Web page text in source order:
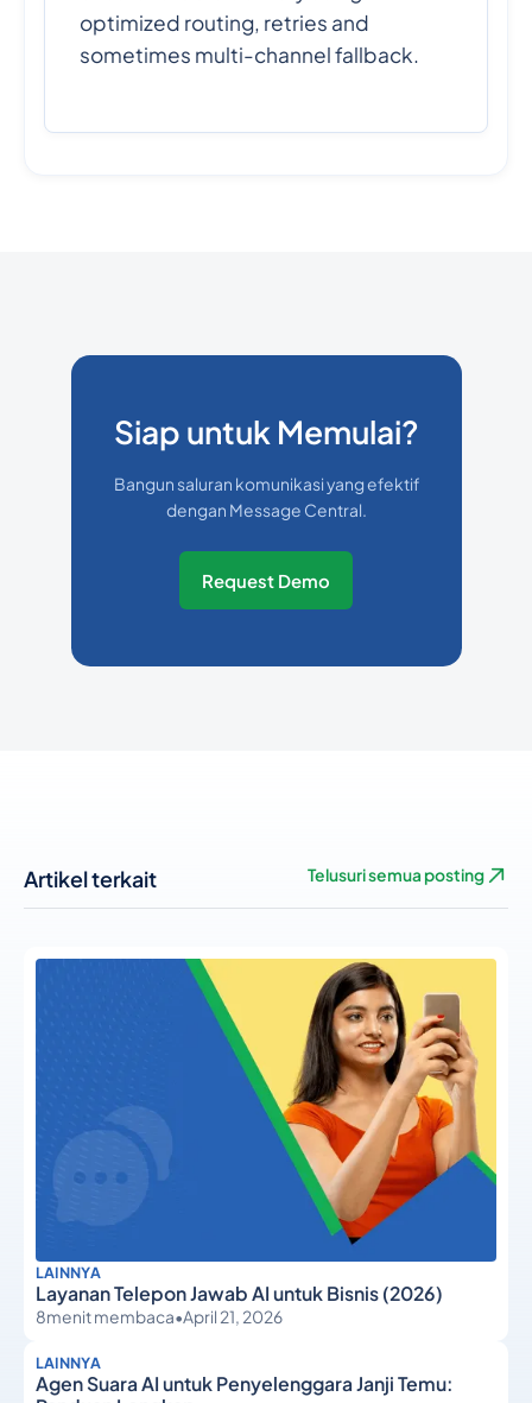
optimized routing, retries and
sometimes multi-channel fallback.
Siap untuk Memulai?
Bangun saluran komunikasi yang efektif
dengan Message Central.
Request Demo
Artikel terkait Telusuri semua posting
LAINNYA
Layanan Telepon Jawab AI untuk Bisnis (2026)
8menit membaca•April 21, 2026
LAINNYA
Agen Suara AI untuk Penyelenggara Janji Temu: